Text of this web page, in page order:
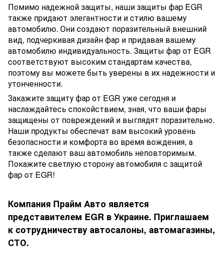
Помимо надежной защиты, наши защиты фар EGR
также придают элегантности и стилю вашему
автомобилю. Они создают поразительный внешний
вид, подчеркивая дизайн фар и придавая вашему
автомобилю индивидуальность. Защиты фар от EGR
соответствуют высоким стандартам качества,
поэтому вы можете быть уверены в их надежности и
утонченности.
Закажите защиту фар от EGR уже сегодня и
наслаждайтесь спокойствием, зная, что ваши фары
защищены от повреждений и выглядят поразительно.
Наши продукты обеспечат вам высокий уровень
безопасности и комфорта во время вождения, а
также сделают ваш автомобиль неповторимым.
Покажите светлую сторону автомобиля с защитой
фар от EGR!
Компания Прайм Авто является
представителем EGR в Украине. Приглашаем
к сотрудничеству автосалоны, автомагазины,
СТО.